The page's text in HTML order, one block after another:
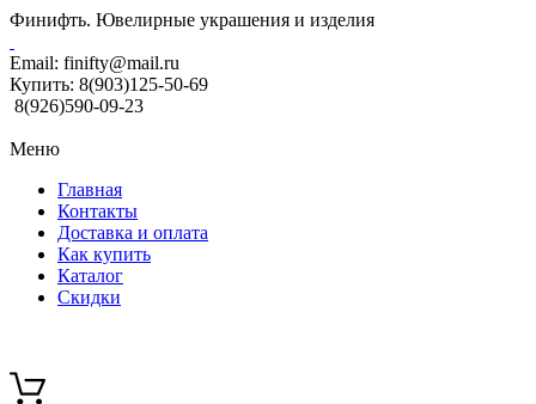
Финифть. Ювелирные украшения и изделия
Email: finifty@mail.ru
Купить: 8(903)125-50-69
8(926)590-09-23
Меню
Главная
Контакты
Доставка и оплата
Как купить
Каталог
Скидки